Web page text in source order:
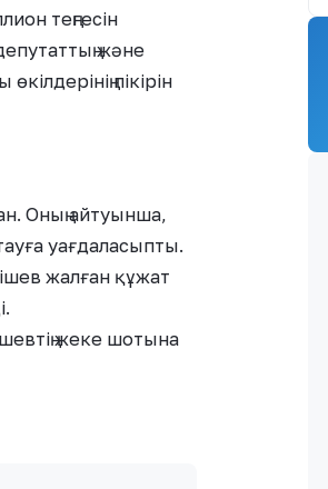
теңгесін
және
пікірін
Оның айтуынша,
уағдаласыпты.
жалған құжат
жеке шотына